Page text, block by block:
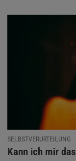
SELBSTVERURTEILUNG
:
Kann ich mir